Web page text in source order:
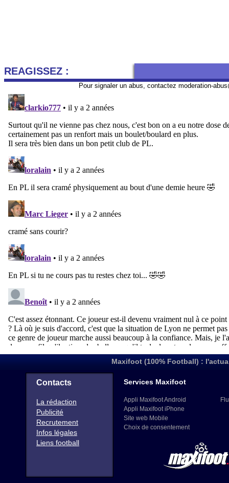
REAGISSEZ :
Pour signaler un abus, contactez moderation-
Maxifoot (100% Football) :
Contacts
La rédaction
Publicité
Recrutement
Infos légales
Liens football
Services Maxifoot
Appli Maxifoot Android
Appli Maxifoot iPhone
Site web Mobile
Choix de consentement